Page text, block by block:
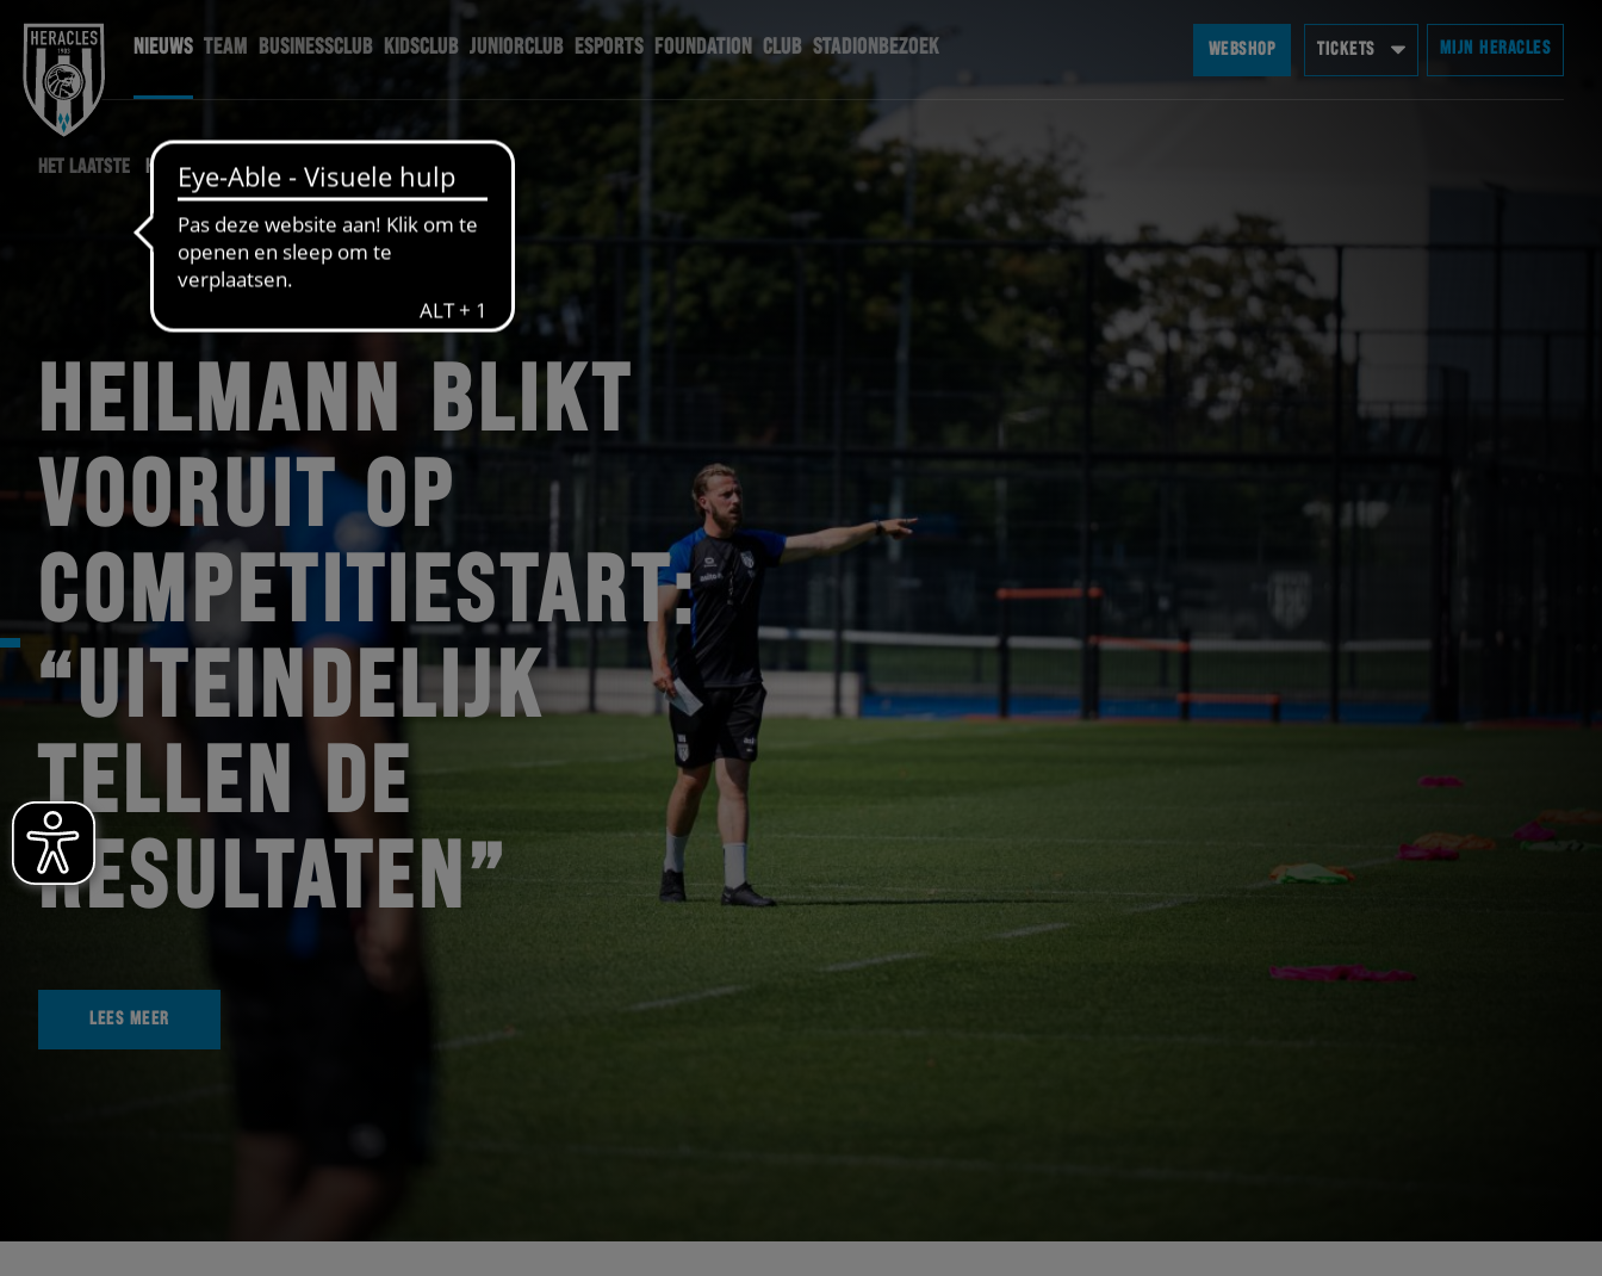
NIEUWS TEAM BUSINESSCLUB KIDSCLUB JUNIORCLUB ESPORTS FOUNDATION CLUB STADIONBEZOEK WEBSHOP TICKETS MIJN HERACLES
HET LAATSTE HERACLES NIEUWS
HEILMANN BLIKT
VOORUIT OP
COMPETITIESTART:
“UITEINDELIJK
TELLEN DE
RESULTATEN”
LEES MEER